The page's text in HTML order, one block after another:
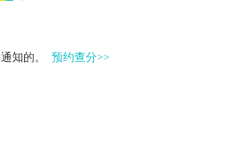
知的。 预约查分>>